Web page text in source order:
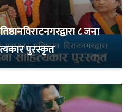
८ जना
पुरस्कृत